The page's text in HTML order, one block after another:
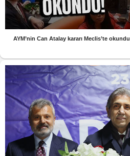
AYM’nin Can Atalay kararı Meclis’te okundu